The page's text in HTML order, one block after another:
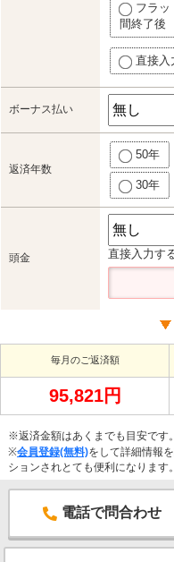
フラッ
間終了後
直接入
ボーナス払い
返済年数
50年
30年
頭金 直接入力す
毎月のご返済額
95,821円
※返済金額はあくまでも目安です。
※会員登録(無料)をして詳細情報
ションされとても便利になります。
電話で問合わせ